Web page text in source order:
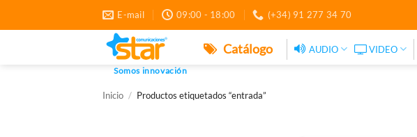
contenido
E-mail 09:00 - 18:00 (+34) 91 277 34 70
Somos innovación
Catálogo AUDIO VIDEO
Inicio / Productos etiquetados “entrada”